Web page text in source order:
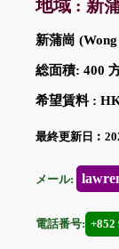
地域 : 新
新蒲崗
総面積: 400
希望賃料 :
最終更新日
メール:
電話番号: +852